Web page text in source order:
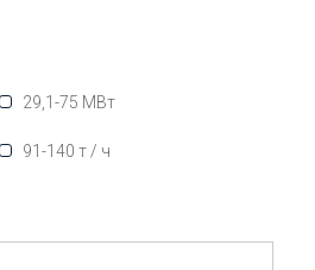
29,1-75 МВт
91-140 т / ч